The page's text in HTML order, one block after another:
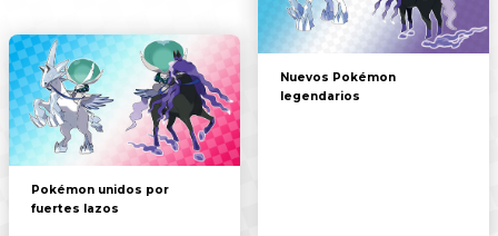
Nuevos Pokémon
legendarios
Pokémon unidos por
fuertes lazos